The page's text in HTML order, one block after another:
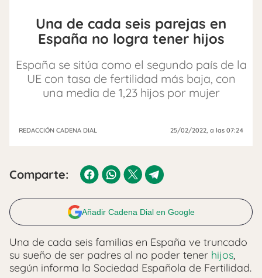
Una de cada seis parejas en
España no logra tener hijos
España se sitúa como el segundo país de la
UE con tasa de fertilidad más baja, con
una media de 1,23 hijos por mujer
REDACCIÓN CADENA DIAL 25/02/2022, a las 07:24
Comparte:
Añadir Cadena Dial en Google
Una de cada seis familias en España ve truncado
su sueño de ser padres al no poder tener hijos,
según informa la Sociedad Española de Fertilidad.